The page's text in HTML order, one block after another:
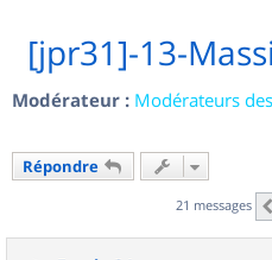
[jpr31]-13-
Modérateur : Modérateurs
Répondre
21 messages